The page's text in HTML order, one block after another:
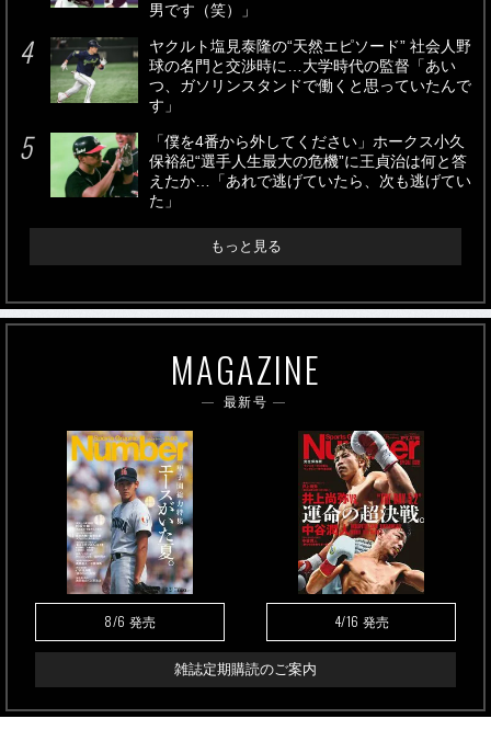
男です（笑）」
ヤクルト塩見泰隆の“天然エピソード” 社会人野
球の名門と交渉時に…大学時代の監督「あい
つ、ガソリンスタンドで働くと思っていたんで
す」
「僕を4番から外してください」ホークス小久
保裕紀“選手人生最大の危機”に王貞治は何と答
えたか…「あれで逃げていたら、次も逃げてい
た」
もっと見る
MAGAZINE
最新号
8/6 発売 4/16 発売
雑誌定期購読のご案内